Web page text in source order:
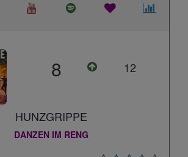
8 12
HUNZGRIPPE
DANZEN IM RENG